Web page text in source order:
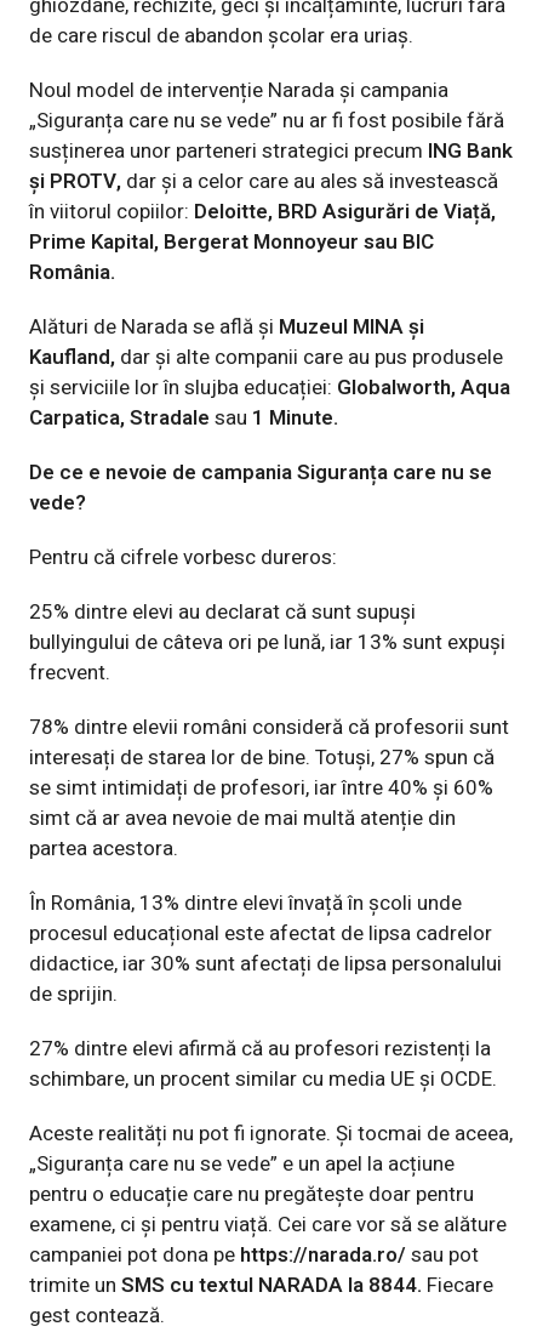
de care riscul de abandon școlar era uriaș.
Noul model de intervenție Narada și campania
„Siguranța care nu se vede” nu ar fi fost posibile fără
susținerea unor parteneri strategici precum ING Bank
și PROTV, dar și a celor care au ales să investească
în viitorul copiilor: Deloitte, BRD Asigurări de Viață,
Prime Kapital, Bergerat Monnoyeur sau BIC
România.
Alături de Narada se află și Muzeul MINA și
Kaufland, dar și alte companii care au pus produsele
și serviciile lor în slujba educației: Globalworth, Aqua
Carpatica, Stradale sau 1 Minute.
De ce e nevoie de campaniaSiguranța care nu se
vede?
Pentru că cifrele vorbesc dureros:
25% dintre elevi au declarat că sunt supuși
bullyingului de câteva ori pe lună, iar 13% sunt expuși
frecvent.
78% dintre elevii români consideră că profesorii sunt
interesați de starea lor de bine. Totuși, 27% spun că
se simt intimidați de profesori, iar între 40% și 60%
simt că ar avea nevoie de mai multă atenție din
partea acestora.
În România, 13% dintre elevi învață în școli unde
procesul educațional este afectat de lipsa cadrelor
didactice, iar 30% sunt afectați de lipsa personalului
de sprijin.
27% dintre elevi afirmă că au profesori rezistenți la
schimbare, un procent similar cu media UE și OCDE.
Aceste realități nu pot fi ignorate. Și tocmai de aceea,
„Siguranța care nu se vede” e un apel la acțiune
pentru o educație care nu pregătește doar pentru
examene, ci și pentru viață. Cei care vor să se alăture
campaniei pot dona pe https://narada.ro/ sau pot
trimite un SMS cu textul NARADA la 8844. Fiecare
gest contează.